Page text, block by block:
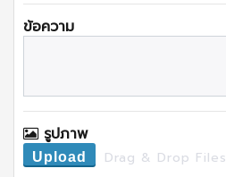
ข้อความ
รูปภาพ
Upload Drag & Drop Files